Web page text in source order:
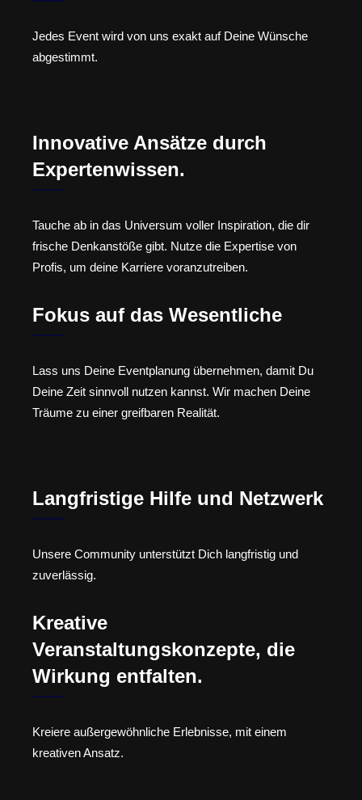
Jedes Event wird von uns exakt auf Deine Wünsche
abgestimmt.
Innovative Ansätze durch
Expertenwissen.
Tauche ab in das Universum voller Inspiration, die dir
frische Denkanstöße gibt. Nutze die Expertise von
Profis, um deine Karriere voranzutreiben.
Fokus auf das Wesentliche
Lass uns Deine Eventplanung übernehmen, damit Du
Deine Zeit sinnvoll nutzen kannst. Wir machen Deine
Träume zu einer greifbaren Realität.
Langfristige Hilfe und Netzwerk
Unsere Community unterstützt Dich langfristig und
zuverlässig.
Kreative
Veranstaltungskonzepte, die
Wirkung entfalten.
Kreiere außergewöhnliche Erlebnisse, mit einem
kreativen Ansatz.